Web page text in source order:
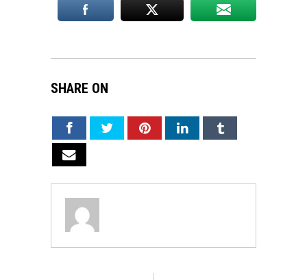
SHARE ON